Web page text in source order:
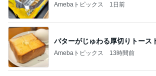
Amebaトピックス 1日前
バターがじゅわる厚切りトース
Amebaトピックス 13時間前